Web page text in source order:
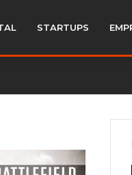
STARTUPS